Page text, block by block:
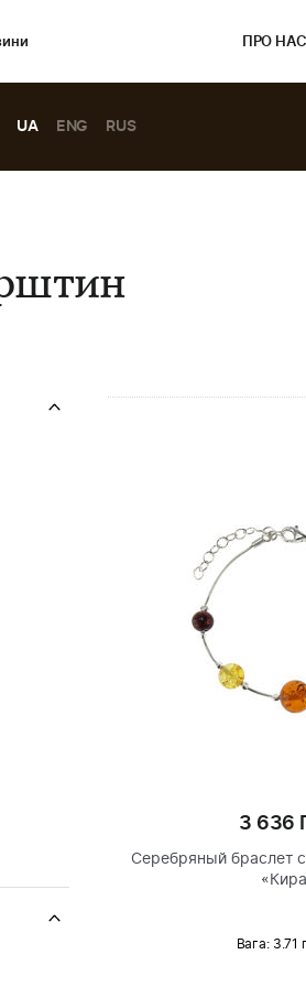
ПРО НАС
UA ENG RUS
3 636
Серебряный браслет
Вага: 3.71